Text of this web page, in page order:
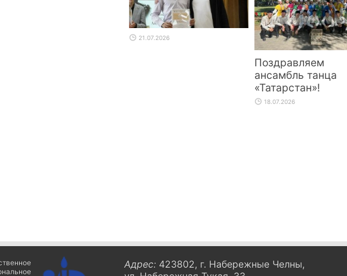
21.07.2026
Поздравляем
ансамбль танца
«Татарстан»!
18.07.2026
Адрес: 423802, г. Набережные Челны,